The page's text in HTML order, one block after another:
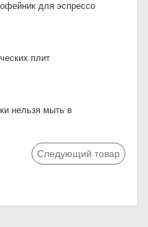
для эспрессо
плит
нельзя мыть в
Следующий товар